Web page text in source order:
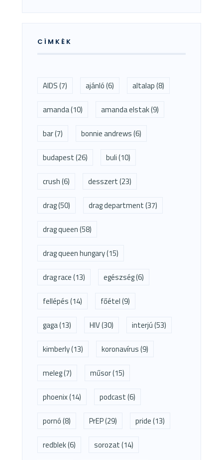
CÍMKÉK
AIDS(7) ajánló(6) altalap(8)
amanda(10) amanda elstak(9)
bar(7) bonnie andrews(6)
budapest(26) buli(10)
crush(6) desszert(23)
drag(50) drag department(37)
drag queen(58)
drag queen hungary(15)
drag race(13) egészség(6)
fellépés(14) főétel(9)
gaga(13) HIV(30) interjú(53)
kimberly(13) koronavírus(9)
meleg(7) műsor(15)
phoenix(14) podcast(6)
pornó(8) PrEP(29) pride(13)
redblek(6) sorozat(14)